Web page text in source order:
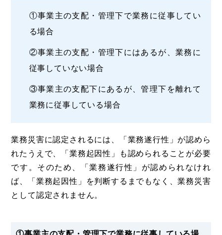
①事業主の支配・管理下で業務に従事してい
る場合
②事業主の支配・管理下にはあるが、業務に
従事していない場合
③事業主の支配下にあるが、管理下を離れて
業務に従事している場合
業務災害に認定されるには、「業務遂行性」が認めら
れたうえで、「業務起因性」も認められることが必要
です。そのため、「業務遂行性」が認められなけれ
ば、「業務起因性」を判断するまでもなく、業務災害
として認定されません。